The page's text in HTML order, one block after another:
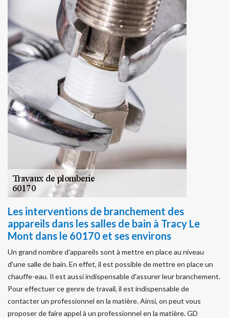
Les interventions de branchement des
appareils dans les salles de bain à Tracy Le
Mont dans le 60170 et ses environs
Un grand nombre d'appareils sont à mettre en place au niveau
d'une salle de bain. En effet, il est possible de mettre en place un
chauffe-eau. Il est aussi indispensable d'assurer leur branchement.
Pour effectuer ce genre de travail, il est indispensable de
contacter un professionnel en la matière. Ainsi, on peut vous
proposer de faire appel à un professionnel en la matière. GD